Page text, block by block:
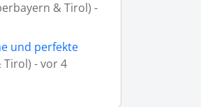
& Tirol) -
und perfekte
- vor 4